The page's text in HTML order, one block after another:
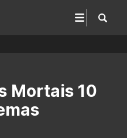
Mortais 10